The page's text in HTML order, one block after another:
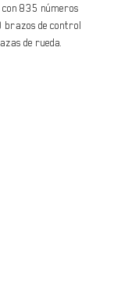
835 números
brazos de control
de rueda.